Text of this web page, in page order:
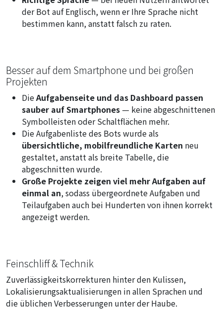
der Bot auf Englisch, wenn er Ihre Sprache nicht
bestimmen kann, anstatt falsch zu raten.
Besser auf dem Smartphone und bei großen
Projekten
DieAufgabenseite und das Dashboard passen
sauber auf Smartphones — keine abgeschnittenen
Symbolleisten oder Schaltflächen mehr.
Die Aufgabenliste des Bots wurde als
übersichtliche, mobilfreundliche Karten neu
gestaltet, anstatt als breite Tabelle, die
abgeschnitten wurde.
Große Projekte zeigen viel mehr Aufgaben auf
einmal an, sodass übergeordnete Aufgaben und
Teilaufgaben auch bei Hunderten von ihnen korrekt
angezeigt werden.
Feinschliff & Technik
Zuverlässigkeitskorrekturen hinter den Kulissen,
Lokalisierungsaktualisierungen in allen Sprachen und
die üblichen Verbesserungen unter der Haube.